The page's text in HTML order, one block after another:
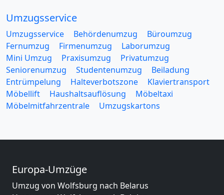
Umzugsservice
Umzugsservice Behördenumzug
Büroumzug
Fernumzug
Firmenumzug
Laborumzug
Mini Umzug
Praxisumzug
Privatumzug
Seniorenumzug
Studentenumzug
Beiladung
Entrümpelung
Halteverbotszone
Klaviertransport
Möbellift
Haushaltsauflösung
Möbeltaxi
Möbelmitfahrzentrale
Umzugskartons
Europa-Umzüge
Umzug von Wolfsburg nach Belarus